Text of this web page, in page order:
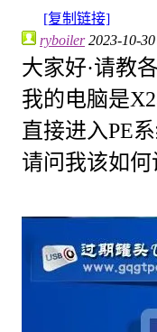
[复制链接]
ryboiler2023-10-
大家好·请教
我的电脑是
直接进入PE
请问我该如